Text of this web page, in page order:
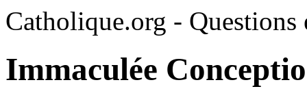
Catholique.org - Questions
Immaculée